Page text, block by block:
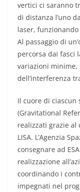
vertici ci saranno
di distanza l’uno
laser,
Al passaggio di
percorsa dai fasci
variazioni minime,
dell’interferenza
Il cuore di ciascun
(Gravitational
realizzati grazie
LISA. L’Agenzia
consegnare ad
realizzazione
coordinando i
impegnati nel